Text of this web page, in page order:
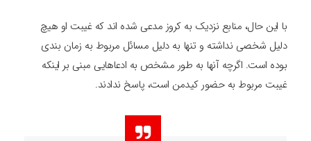
با این حال، منابع نزدیک به کروز مدعی شده اند که غیبت او هیچ
دلیل شخصی نداشته و تنها به دلیل مسائل مربوط به زمان بندی
بوده است. اگرچه آنها به طور مشخص به ادعاهایی مبنی بر اینکه
غیبت مربوط به حضور کیدمن است، پاسخ ندادند.